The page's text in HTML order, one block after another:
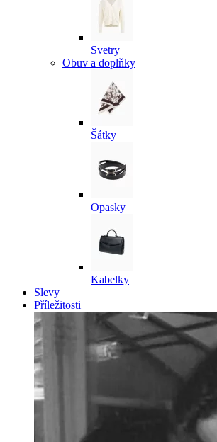
Svetry
Obuv a doplňky
Šátky
Opasky
Kabelky
Slevy
Příležitosti